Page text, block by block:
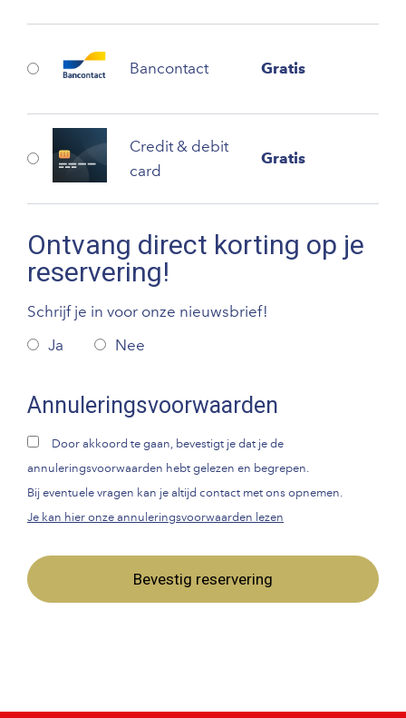
Bancontact Gratis
Credit & debit
card
Gratis
Ontvang direct korting op je
reservering!
Schrijf je in voor onze nieuwsbrief!
Ja
Nee
Annuleringsvoorwaarden
Door akkoord te gaan, bevestigt je dat je de
annuleringsvoorwaarden hebt gelezen en begrepen.
Bij eventuele vragen kan je altijd contact met ons opnemen.
Je kan hier onze annuleringsvoorwaarden lezen
Bevestig reservering